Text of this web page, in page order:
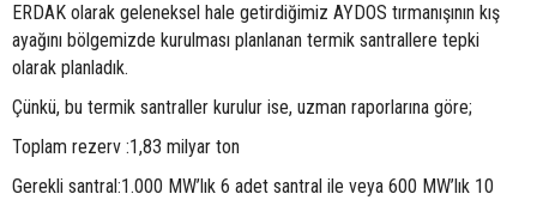
ERDAK olarak geleneksel hale getirdiğimiz AYDOS tırmanışının kış
ayağını bölgemizde kurulması planlanan termik santrallere tepki
olarak planladık.
Çünkü, bu termik santraller kurulur ise, uzman raporlarına göre;
Toplam rezerv :1,83 milyar ton
Gerekli santral:1.000 MW’lık 6 adet santral ile veya 600 MW’lık 10